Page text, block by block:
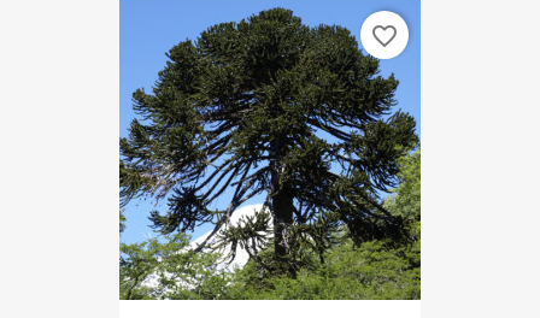
favorite_border